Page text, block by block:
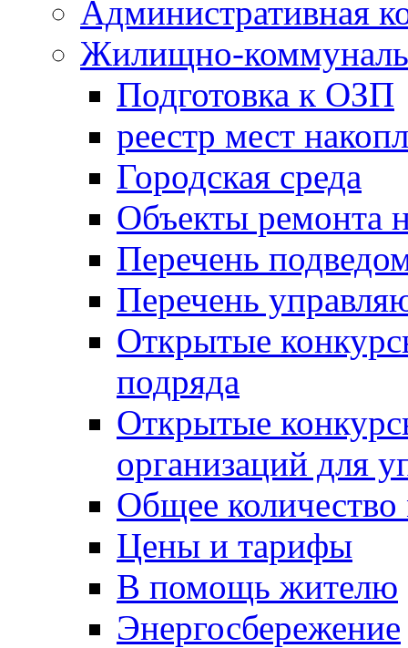
Административная
Жилищно-
Подготовка к ОЗП
реестр мест
Городская среда
Объекты ремонта
Перечень
Перечень
Открытые
подряда
Открытые
организаций для
Общее
Цены и тарифы
В помощь жителю
Энергосбережение